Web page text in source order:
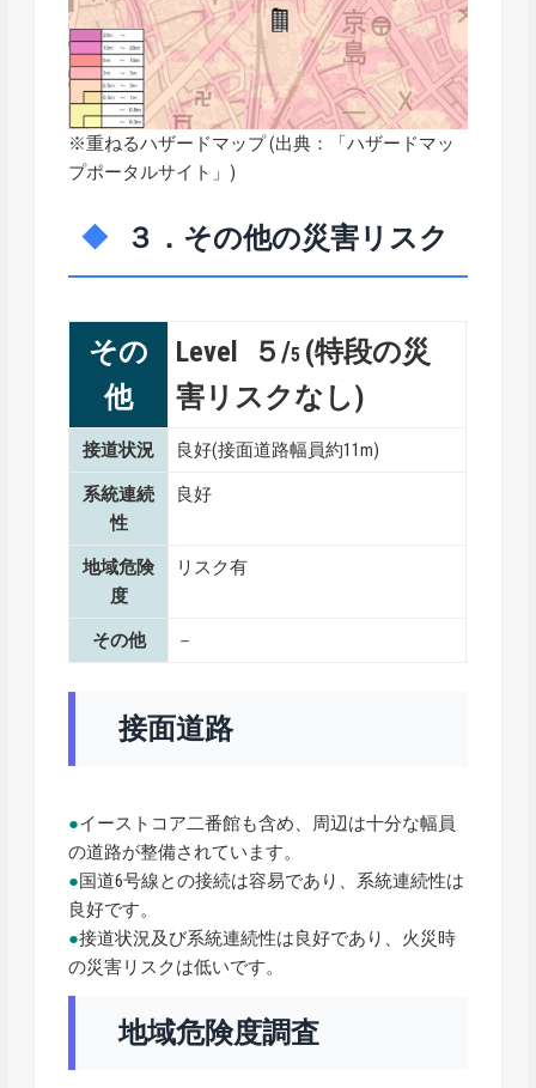
※重ねるハザードマップ (出典：「ハザードマッ
プポータルサイト 」)
３．その他の災害リスク
その
他
Level ５/5 (特段の災
害リスクなし)
接道状況 良好(接面道路幅員約11m)
系統連続
性
良好
地域危険
度
リスク有
その他 －
接面道路
●イーストコア二番館も含め、周辺は十分な幅員
の道路が整備されています。
●国道6号線との接続は容易であり、系統連続性は
良好です。
●接道状況及び系統連続性は良好であり、火災時
の災害リスクは低いです。
地域危険度調査